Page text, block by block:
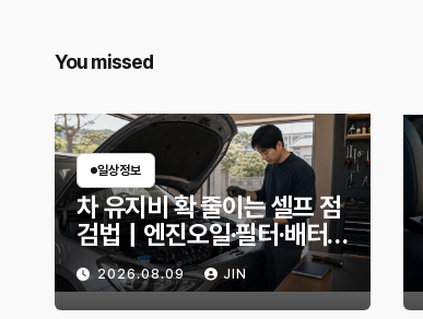
You missed
일상정보
차 유지비 확 줄이는 셀프 점
검법｜엔진오일·필터·배터
리, 교체 전 무엇을 확인할
까?2026.08.09 JIN